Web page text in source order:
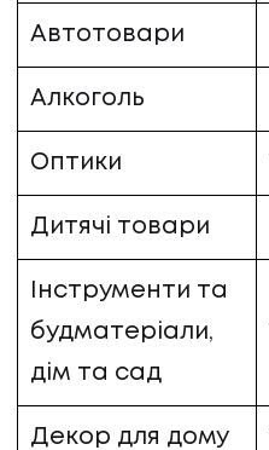
Автотовари
Алкоголь
Оптики
Дитячі товари
Інструменти та
будматеріали,
дім та сад
Декор для дому